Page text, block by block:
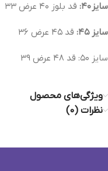
سايز ٤٠: قد بلوز ٤٠ عرض ٣٣
سايز ٤٥: قد ٤٥ عرض ٣٦
سايز ٥٠: قد ٤٨ عرض ٣٩
ویژگی‌های محصول
نظرات (0)